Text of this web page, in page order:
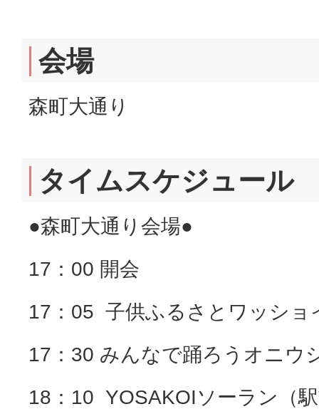
会場
森町大通り
タイムスケジュール
●森町大通り会場●
17：00 開会
17：05 子供ふるさとワッショ
17：30 みんなで踊ろうオニウ
18：10 YOSAKOIソーラン（